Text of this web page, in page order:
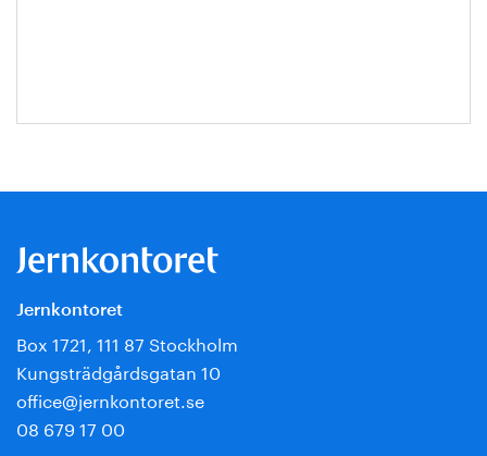
Jernkontoret
Box 1721, 111 87 Stockholm
Kungsträdgårdsgatan 10
office@jernkontoret.se
08 679 17 00